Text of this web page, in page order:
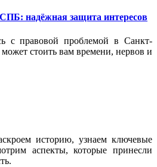
надёжная защита интересов
с правовой проблемой в Санкт-
стоить вам времени, нервов и
историю, узнаем ключевые
аспекты, которые принесли